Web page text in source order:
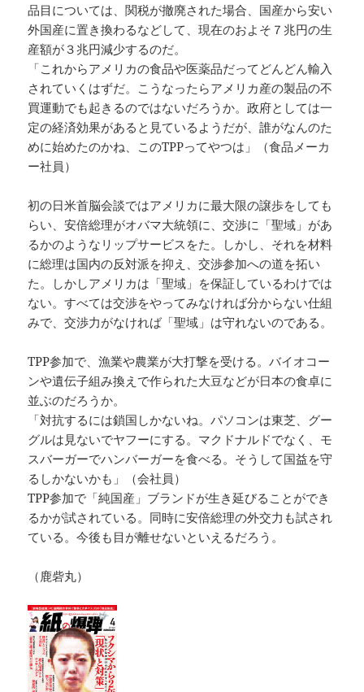
品目については、関税が撤廃された場合、国産から安い
外国産に置き換わるなどして、現在のおよそ７兆円の生
産額が３兆円減少するのだ。
「これからアメリカの食品や医薬品だってどんどん輸入
されていくはずだ。こうなったらアメリカ産の製品の不
買運動でも起きるのではないだろうか。政府としては一
定の経済効果があると見ているようだが、誰がなんのた
めに始めたのかね、このTPPってやつは」（食品メーカ
ー社員）
初の日米首脳会談ではアメリカに最大限の譲歩をしても
らい、安倍総理がオバマ大統領に、交渉に「聖域」があ
るかのようなリップサービスをた。しかし、それを材料
に総理は国内の反対派を抑え、交渉参加への道を拓い
た。しかしアメリカは「聖域」を保証しているわけでは
ない。すべては交渉をやってみなければ分からない仕組
みで、交渉力がなければ「聖域」は守れないのである。
TPP参加で、漁業や農業が大打撃を受ける。バイオコー
ンや遺伝子組み換えで作られた大豆などが日本の食卓に
並ぶのだろうか。
「対抗するには鎖国しかないね。パソコンは東芝、グー
グルは見ないでヤフーにする。マクドナルドでなく、モ
スバーガーでハンバーガーを食べる。そうして国益を守
るしかないかも」（会社員）
TPP参加で「純国産」ブランドが生き延びることができ
るかが試されている。同時に安倍総理の外交力も試され
ている。今後も目が離せないといえるだろう。
（鹿砦丸）